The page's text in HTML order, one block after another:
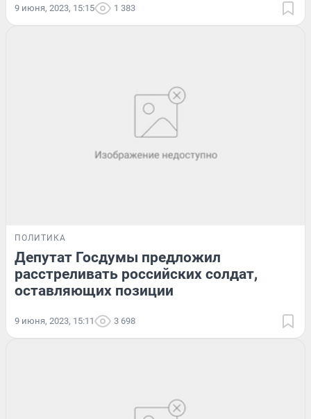
9 июня, 2023, 15:15 1 383
ПОЛИТИКА
Депутат Госдумы предложил
расстреливать российских солдат,
оставляющих позиции
9 июня, 2023, 15:11 3 698